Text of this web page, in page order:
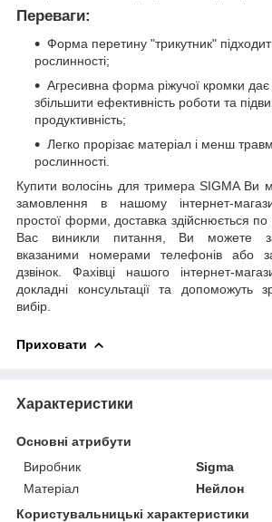
Переваги:
Форма перетину "трикутник"
рослинності;
Агресивна форма ріжучої кромки дає
збільшити ефективність роботи та
продуктивність;
Легко прорізає матеріал і менш
рослинності.
Купити волосінь для тримера SIGMA
замовлення в нашому інтернет-
простої форми, доставка здійснюється по
Вас виникли питання, Ви можете
вказаними номерами телефонів або
дзвінок. Фахівці нашого інтернет-
докладні консультації та допоможуть
вибір.
Приховати
Характеристики
Основні атрибути
Виробник
Sigma
Матеріал
Нейлон
Користувальницькі характеристики